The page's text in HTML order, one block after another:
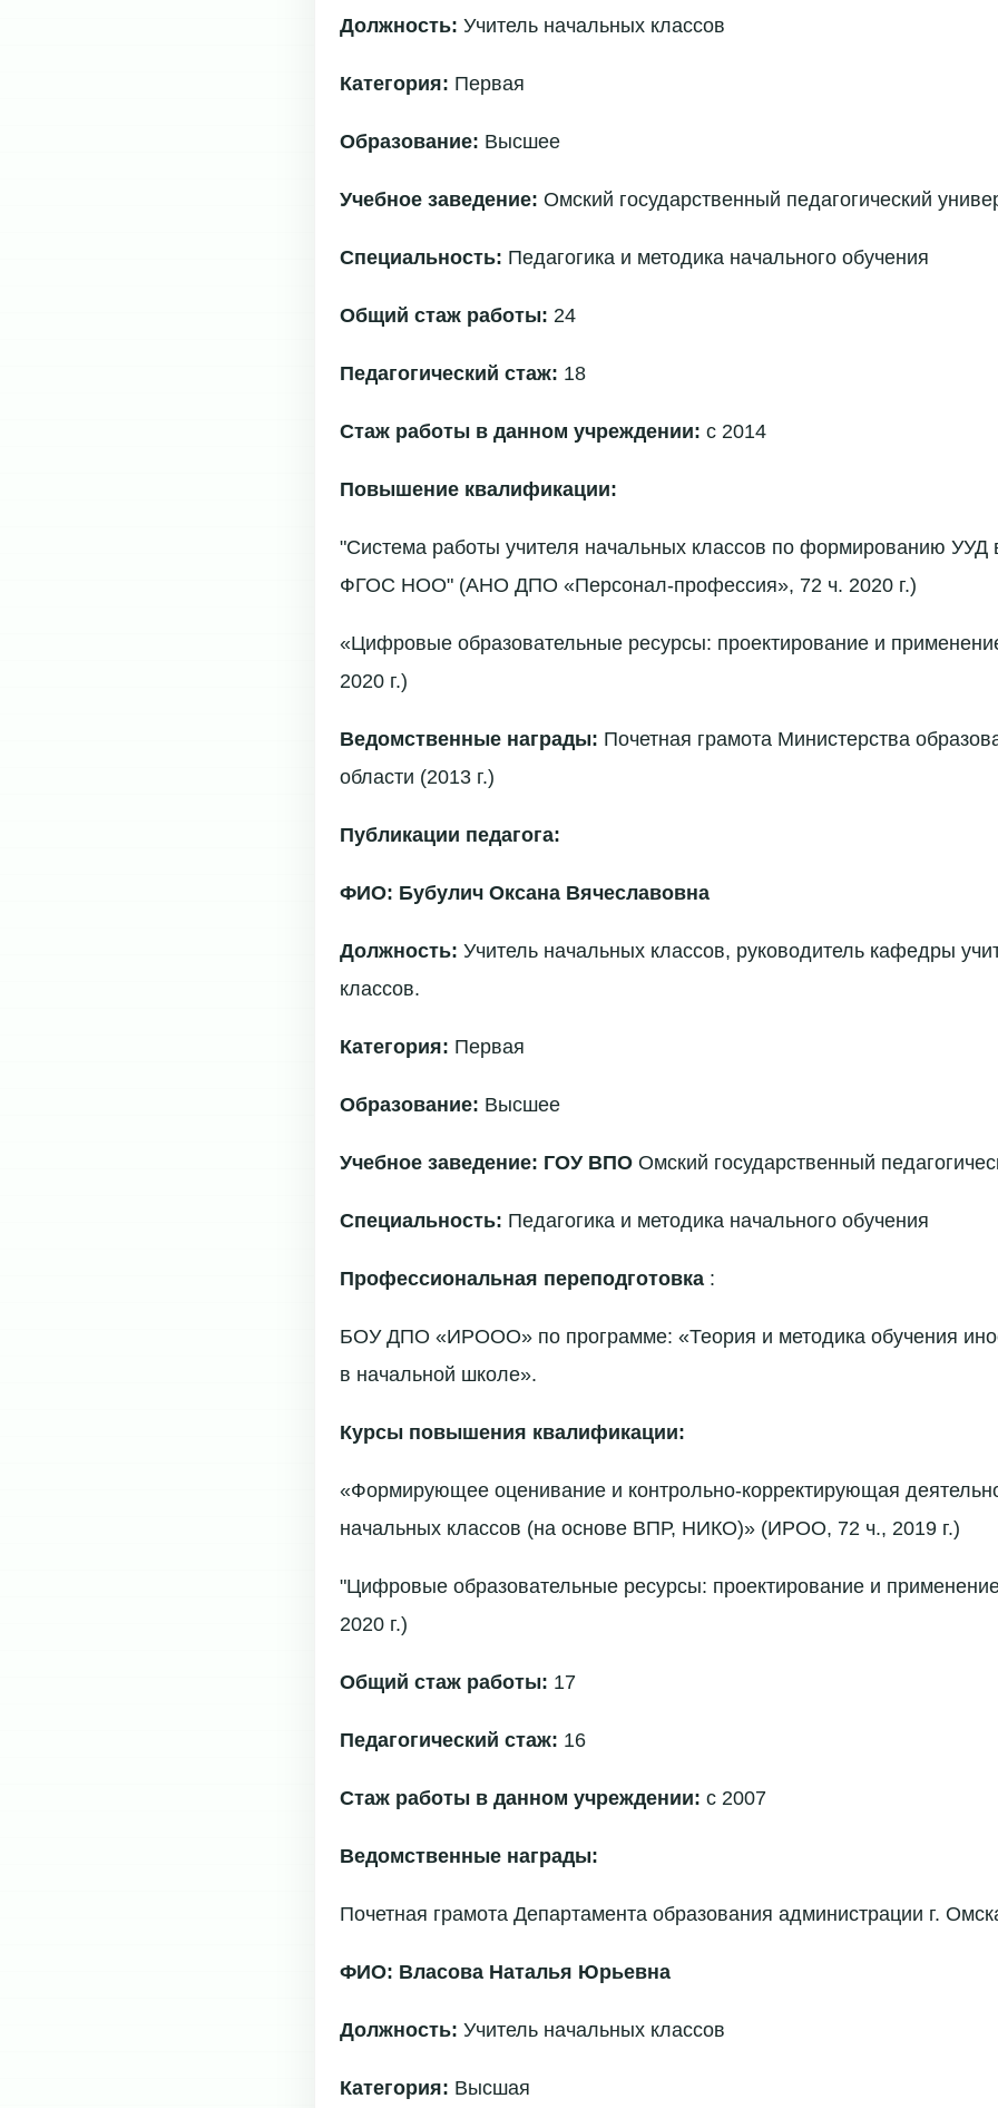
Должность: Учитель начальных классов
Категория: Первая
Образование: Высшее
Учебное заведение: Омский государственный педагогический
Специальность: Педагогика и методика начального обучения
Общий стаж работы: 24
Педагогический стаж: 18
Стаж работы в данном учреждении: с 2014
Повышение квалификации:
"Система работы учителя начальных классов по формированию УУД
ФГОС НОО" (АНО ДПО «Персонал-профессия», 72 ч. 2020 г.)
«Цифровые образовательные ресурсы: проектирование и
2020 г.)
Ведомственные награды: Почетная грамота Министерства
области (2013 г.)
Публикации педагога:
ФИО: Бубулич Оксана Вячеславовна
Должность: Учитель начальных классов, руководитель кафедры
классов.
Категория: Первая
Образование: Высшее
Учебное заведение: ГОУ ВПО Омский государственный
Специальность: Педагогика и методика начального обучения
Профессиональная переподготовка :
БОУ ДПО «ИРООО» по программе: «Теория и методика обучения
в начальной школе».
Курсы повышения квалификации:
«Формирующее оценивание и контрольно-корректирующая
начальных классов (на основе ВПР, НИКО)» (ИРОО, 72 ч., 2019 г.)
"Цифровые образовательные ресурсы: проектирование и
2020 г.)
Общий стаж работы: 17
Педагогический стаж: 16
Стаж работы в данном учреждении: с 2007
Ведомственные награды:
Почетная грамота Департамента образования администрации г.
ФИО: Власова Наталья Юрьевна
Должность: Учитель начальных классов
Категория: Высшая